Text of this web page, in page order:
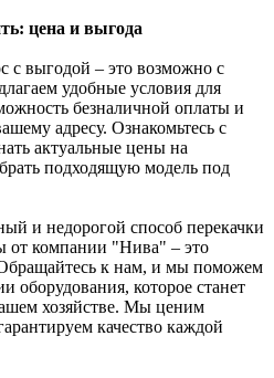
цена и выгода
с выгодой – это возможно с
удобные условия для
безналичной оплаты и
адресу. Ознакомьтесь с
актуальные цены на
подходящую модель под
и недорогой способ перекачки
от компании "Нива" – это
к нам, и мы поможем
оборудования, которое станет
хозяйстве. Мы ценим
качество каждой